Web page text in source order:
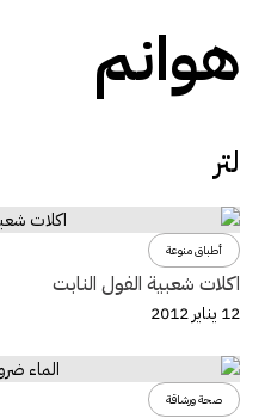
هوانم
لتر
أطباق منوعة
اكلات شعبية الفول النابت
12 يناير 2012
صحة ورشاقة